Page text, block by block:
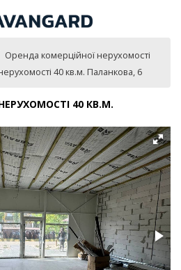
Оренда комерційної нерухомості
40 кв.м. Паланкова, 6
40 КВ.М.